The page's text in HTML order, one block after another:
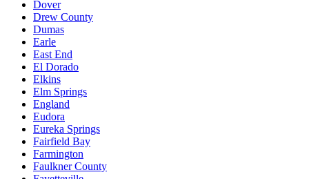
Dover
Drew County
Dumas
Earle
East End
El Dorado
Elkins
Elm Springs
England
Eudora
Eureka Springs
Fairfield Bay
Farmington
Faulkner County